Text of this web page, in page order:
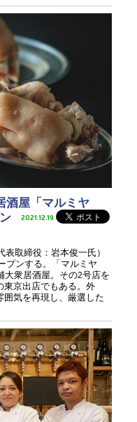
酒屋「マルミヤ
2021.12.19
取締役：岩本俊一氏）
プンする。「マルミヤ
大衆居酒屋。その2号店を
京出店でもある。外
気を再現し、厳選した